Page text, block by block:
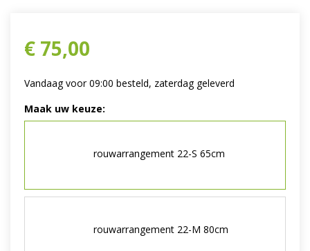
€ 75,00
Vandaag voor 09:00 besteld, zaterdag geleverd
Maak uw keuze:
rouwarrangement 22-S 65cm
rouwarrangement 22-M 80cm